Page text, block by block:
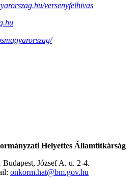
versenyfelhivas
Helyettes Államtitkárság
Budapest, József A. u. 2-4.
onkorm.hat@bm.gov.hu